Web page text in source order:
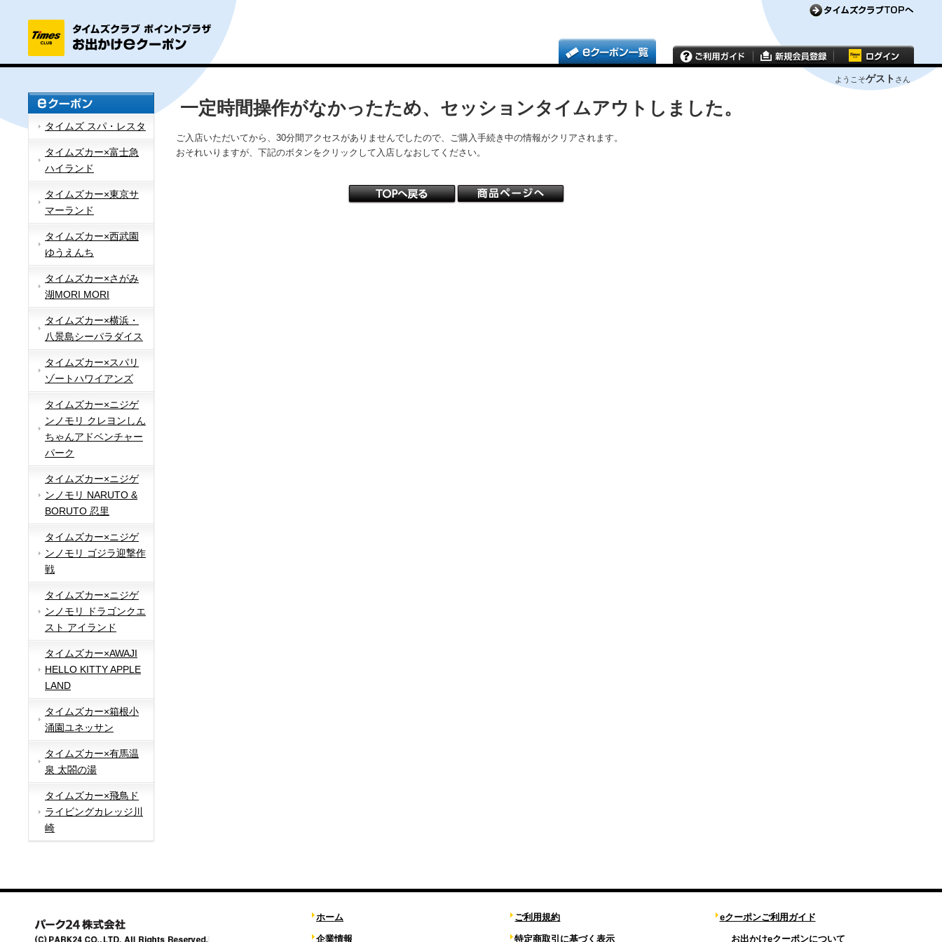
ようこそゲスト さん
タイムズ スパ・レスタ
タイムズカー×富士急
ハイランド
タイムズカー×東京サ
マーランド
タイムズカー×西武園
ゆうえんち
タイムズカー×さがみ
湖MORI MORI
タイムズカー×横浜・
八景島シーパラダイス
タイムズカー×スパリ
ゾートハワイアンズ
タイムズカー×ニジゲ
ンノモリ クレヨンしん
ちゃんアドベンチャー
パーク
タイムズカー×ニジゲ
ンノモリ NARUTO &
BORUTO 忍里
タイムズカー×ニジゲ
ンノモリ ゴジラ迎撃作
戦
タイムズカー×ニジゲ
ンノモリ ドラゴンクエ
スト アイランド
タイムズカー×AWAJI
HELLO KITTY APPLE
LAND
タイムズカー×箱根小
涌園ユネッサン
タイムズカー×有馬温
泉 太閤の湯
タイムズカー×飛鳥ド
ライビングカレッジ川
崎
一定時間操作がなかったため、セッションタイムアウトしました。
ご入店いただいてから、30分間アクセスがありませんでしたので、ご購入手続き中の情報がクリアされます。
おそれいりますが、下記のボタンをクリックして入店しなおしてください。
ホーム
企業情報
ご利用規約
特定商取引に基づく表示
eクーポンご利用ガイド
お出かけeクーポンについて